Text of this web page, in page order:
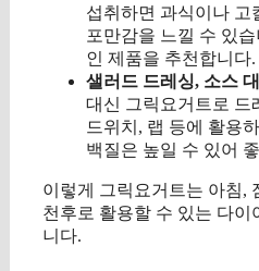
섭취하면 과식이나 고
포만감을 느낄 수 있
인 제품을 추천합니다.
샐러드 드레싱, 소스 대
대신 그릭요거트로 드
드위치, 랩 등에 활용
백질은 높일 수 있어
이렇게 그릭요거트는 아침,
천후로 활용할 수 있는 다이
니다.